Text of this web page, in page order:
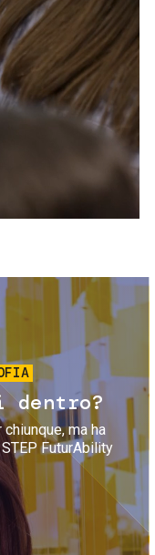
dentro?
ma ha
FuturAbility